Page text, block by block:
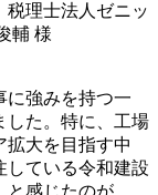
理士法人ゼニッ
輔 様
に強みを持つ一
した。特に、工場
拡大を目指す中
している令和建設
と感じたのが